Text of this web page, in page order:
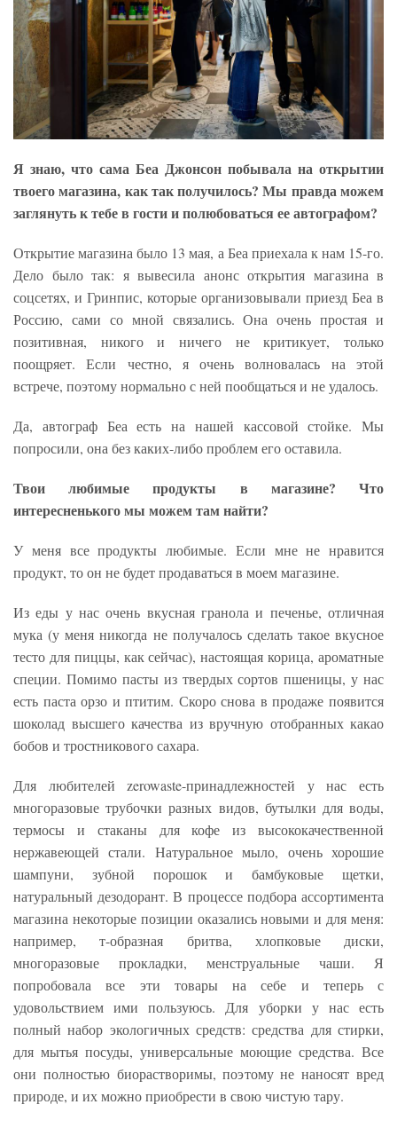
Я знаю, что сама Беа Джонсон побывала на открытии
твоего магазина, как так получилось? Мы правда можем
заглянуть к тебе в гости и полюбоваться ее автографом?
Открытие магазина было 13 мая, а Беа приехала к нам 15-го.
Дело было так: я вывесила анонс открытия магазина в
соцсетях, и Гринпис, которые организовывали приезд Беа в
Россию, сами со мной связались. Она очень простая и
позитивная, никого и ничего не критикует, только
поощряет. Если честно, я очень волновалась на этой
встрече, поэтому нормально с ней пообщаться и не удалось.
Да, автограф Беа есть на нашей кассовой стойке. Мы
попросили, она без каких-либо проблем его оставила.
Твои любимые продукты в магазине? Что
интересненького мы можем там найти?
У меня все продукты любимые. Если мне не нравится
продукт, то он не будет продаваться в моем магазине.
Из еды у нас очень вкусная гранола и печенье, отличная
мука (у меня никогда не получалось сделать такое вкусное
тесто для пиццы, как сейчас), настоящая корица, ароматные
специи. Помимо пасты из твердых сортов пшеницы, у нас
есть паста орзо и птитим. Скоро снова в продаже появится
шоколад высшего качества из вручную отобранных какао
бобов и тростникового сахара.
Для любителей zerowaste-принадлежностей у нас есть
многоразовые трубочки разных видов, бутылки для воды,
термосы и стаканы для кофе из высококачественной
нержавеющей стали. Натуральное мыло, очень хорошие
шампуни, зубной порошок и бамбуковые щетки,
натуральный дезодорант. В процессе подбора ассортимента
магазина некоторые позиции оказались новыми и для меня:
например, т-образная бритва, хлопковые диски,
многоразовые прокладки, менструальные чаши. Я
попробовала все эти товары на себе и теперь с
удовольствием ими пользуюсь. Для уборки у нас есть
полный набор экологичных средств: средства для стирки,
для мытья посуды, универсальные моющие средства. Все
они полностью биорастворимы, поэтому не наносят вред
природе, и их можно приобрести в свою чистую тару.